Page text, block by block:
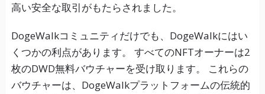
高い安全な取引がもたらされました。
DogeWalkコミュニティだけでも、DogeWalkにはい
くつかの利点があります。 すべてのNFTオーナーは2
枚のDWD無料バウチャーを受け取ります。 これらの
バウチャーは、DogeWalkプラットフォームの伝統的